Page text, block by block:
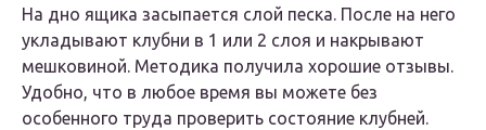
На дно ящика засыпается слой песка. После на него
укладывают клубни в 1 или 2 слоя и накрывают
мешковиной. Методика получила хорошие отзывы.
Удобно, что в любое время вы можете без
особенного труда проверить состояние клубней.